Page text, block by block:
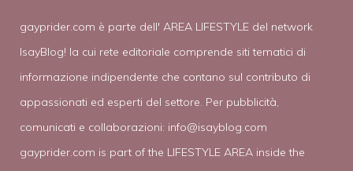
gayprider.com è parte dell' AREA LIFESTYLE del network
IsayBlog! la cui rete editoriale comprende siti tematici di
informazione indipendente che contano sul contributo di
appassionati ed esperti del settore. Per pubblicità,
comunicati e collaborazioni: info@isayblog.com
gayprider.com is part of the LIFESTYLE AREA inside the